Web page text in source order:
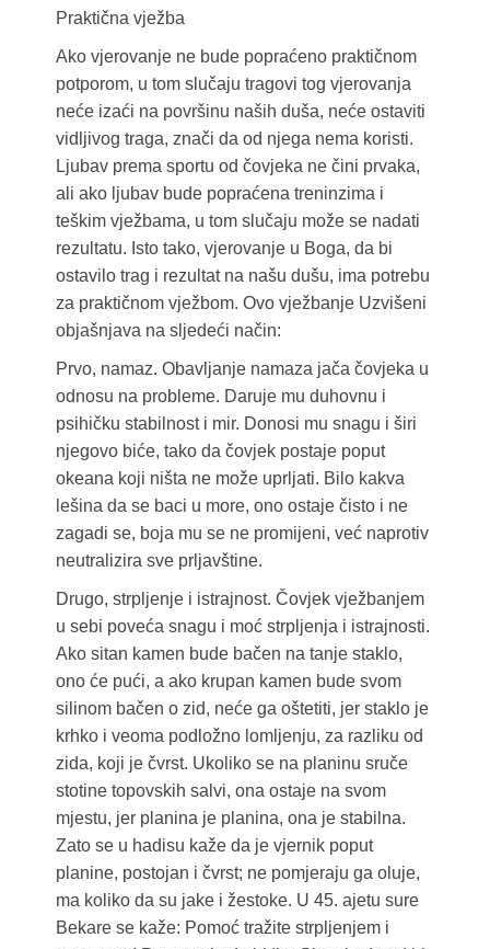
Praktična vježba
Ako vjerovanje ne bude popraćeno praktičnom
potporom, u tom slučaju tragovi tog vjerovanja
neće izaći na površinu naših duša, neće ostaviti
vidljivog traga, znači da od njega nema koristi.
Ljubav prema sportu od čovjeka ne čini prvaka,
ali ako ljubav bude popraćena treninzima i
teškim vježbama, u tom slučaju može se nadati
rezultatu. Isto tako, vjerovanje u Boga, da bi
ostavilo trag i rezultat na našu dušu, ima potrebu
za praktičnom vježbom. Ovo vježbanje Uzvišeni
objašnjava na sljedeći način:
Prvo, namaz. Obavljanje namaza jača čovjeka u
odnosu na probleme. Daruje mu duhovnu i
psihičku stabilnost i mir. Donosi mu snagu i širi
njegovo biće, tako da čovjek postaje poput
okeana koji ništa ne može uprljati. Bilo kakva
lešina da se baci u more, ono ostaje čisto i ne
zagadi se, boja mu se ne promijeni, već naprotiv
neutralizira sve prljavštine.
Drugo, strpljenje i istrajnost. Čovjek vježbanjem
u sebi poveća snagu i moć strpljenja i istrajnosti.
Ako sitan kamen bude bačen na tanje staklo,
ono će pući, a ako krupan kamen bude svom
silinom bačen o zid, neće ga oštetiti, jer staklo je
krhko i veoma podložno lomljenju, za razliku od
zida, koji je čvrst. Ukoliko se na planinu sruče
stotine topovskih salvi, ona ostaje na svom
mjestu, jer planina je planina, ona je stabilna.
Zato se u hadisu kaže da je vjernik poput
planine, postojan i čvrst; ne pomjeraju ga oluje,
ma koliko da su jake i žestoke. U 45. ajetu sure
Bekare se kaže: Pomoć tražite strpljenjem i